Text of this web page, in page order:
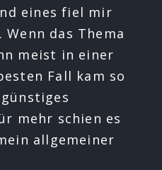
eines fiel mir
das Thema
meist in einer
Fall kam so
mehr schien es
allgemeiner